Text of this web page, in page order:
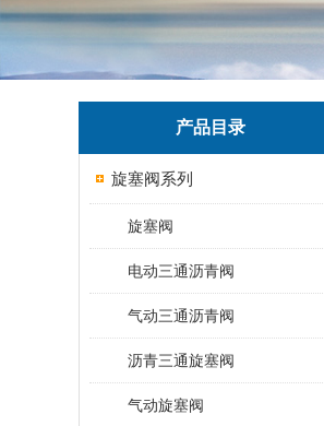
产品目录
旋塞阀系列
旋塞阀
电动三通沥青阀
气动三通沥青阀
沥青三通旋塞阀
气动旋塞阀